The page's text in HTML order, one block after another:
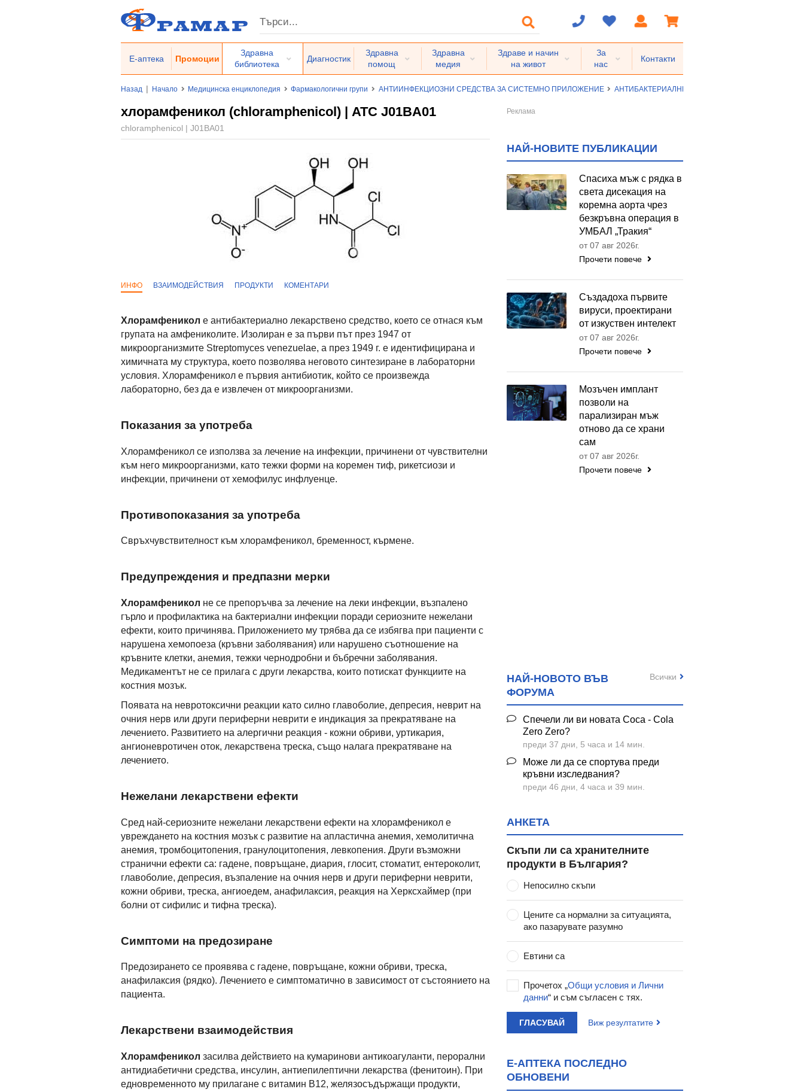
Е-аптека Промоции
Здравна
библиотека
Диагностик
Здравна
помощ
Здравна
медия
Здраве и начин
на живот
За
нас
Контакти
Назад | Начало Медицинска енциклопедия Фармакологични групи АНТИИНФЕКЦИОЗНИ СРЕДСТВА ЗА СИСТЕМНО ПРИЛОЖЕНИЕ АНТИБАКТЕРИАЛНИ СРЕДСТВА ЗА СИСТЕМНО
хлорамфеникол (chloramphenicol) | ATC J01BA01
chloramphenicol | J01BA01
ИНФО ВЗАИМОДЕЙСТВИЯ ПРОДУКТИ КОМЕНТАРИ
Хлорамфеникол е антибактериално лекарствено средство, което се отнася към
групата на амфениколите. Изолиран е за първи път през 1947 от
микроорганизмите Streptomyces venezuelae, а през 1949 г. е идентифицирана и
химичната му структура, което позволява неговото синтезиране в лабораторни
условия. Хлорамфеникол е първия антибиотик, който се произвежда
лабораторно, без да е извлечен от микроорганизми.
Показания за употреба
Хлорамфеникол се използва за лечение на инфекции, причинени от чувствителни
към него микроорганизми, като тежки форми на коремен тиф, рикетсиози и
инфекции, причинени от хемофилус инфлуенце.
Противопоказания за употреба
Свръхчувствителност към хлорамфеникол, бременност, кърмене.
Предупреждения и предпазни мерки
Хлорамфеникол не се препоръчва за лечение на леки инфекции, възпалено
гърло и профилактика на бактериални инфекции поради сериозните нежелани
ефекти, които причинява. Приложението му трябва да се избягва при пациенти с
нарушена хемопоеза (кръвни заболявания) или нарушено съотношение на
кръвните клетки, анемия, тежки чернодробни и бъбречни заболявания.
Медикаментът не се прилага с други лекарства, които потискат функциите на
костния мозък.
Появата на невротоксични реакции като силно главоболие, депресия, неврит на
очния нерв или други периферни неврити е индикация за прекратяване на
лечението. Развитието на алергични реакция - кожни обриви, уртикария,
ангионевротичен оток, лекарствена треска, също налага прекратяване на
лечението.
Нежелани лекарствени ефекти
Сред най-сериозните нежелани лекарствени ефекти на хлорамфеникол е
увреждането на костния мозък с развитие на апластична анемия, хемолитична
анемия, тромбоцитопения, гранулоцитопения, левкопения. Други възможни
странични ефекти са: гадене, повръщане, диария, глосит, стоматит, ентероколит,
главоболие, депресия, възпаление на очния нерв и други периферни неврити,
кожни обриви, треска, ангиоедем, анафилаксия, реакция на Херксхаймер (при
болни от сифилис и тифна треска).
Симптоми на предозиране
Предозирането се проявява с гадене, повръщане, кожни обриви, треска,
анафилаксия (рядко). Лечението е симптоматично в зависимост от състоянието на
пациента.
Лекарствени взаимодействия
Хлорамфеникол засилва действието на кумаринови антикоагуланти, перорални
антидиабетични средства, инсулин, антиепилептични лекарства (фенитоин). При
едновременното му прилагане с витамин В12, желязосъдържащи продукти,
НАЙ-НОВИТЕ ПУБЛИКАЦИИ
Спасиха мъж с рядка в
света дисекация на
коремна аорта чрез
безкръвна операция в
УМБАЛ „Тракия“
от 07 авг 2026г.
Прочети повече
Създадоха първите
вируси, проектирани
от изкуствен интелект
от 07 авг 2026г.
Прочети повече
Мозъчен имплант
позволи на
парализиран мъж
отново да се храни
сам
от 07 авг 2026г.
Прочети повече
НАЙ-НОВОТО ВЪВ
ФОРУМА
Спечели ли ви новата Coca - Cola
Zero Zero?
преди 37 дни, 5 часа и 14 мин.
Може ли да се спортува преди
кръвни изследвания?
преди 46 дни, 4 часа и 39 мин.
Всички
АНКЕТА
Скъпи ли са хранителните
продукти в България?
Непосилно скъпи
Цените са нормални за ситуацията,
ако пазарувате разумно
Евтини са
Прочетох „Общи условия и Лични
данни“ и съм съгласен с тях.
ГЛАСУВАЙ Виж резултатите
Е-АПТЕКА ПОСЛЕДНО
ОБНОВЕНИ